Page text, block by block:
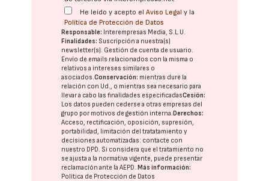
He leído y acepto elAviso Legal y la
Política de Protección de Datos
Responsable: Interempresas Media, S.L.U.
Finalidades: Suscripción a nuestra(s)
newsletter(s). Gestión de cuenta de usuario.
Envío de emails relacionados con la misma o
relativos a intereses similares o
asociados.Conservación: mientras dure la
relación con Ud., o mientras sea necesario para
llevar a cabo las finalidades especificadasCesión:
Los datos pueden cederse a otras empresas del
grupo por motivos de gestión interna.Derechos:
Acceso, rectificación, oposición, supresión,
portabilidad, limitación del tratatamiento y
decisiones automatizadas: contacte con
nuestro DPD. Si considera que el tratamiento no
se ajusta a la normativa vigente, puede presentar
reclamación ante laAEPD.Más información:
Política de Protección de Datos